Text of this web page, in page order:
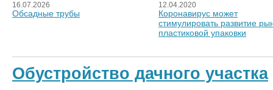
16.07.2026
Обсадные трубы
12.04.2020
Коронавирус может
стимулировать развитие
пластиковой упаковки
Обустройство дачного участка